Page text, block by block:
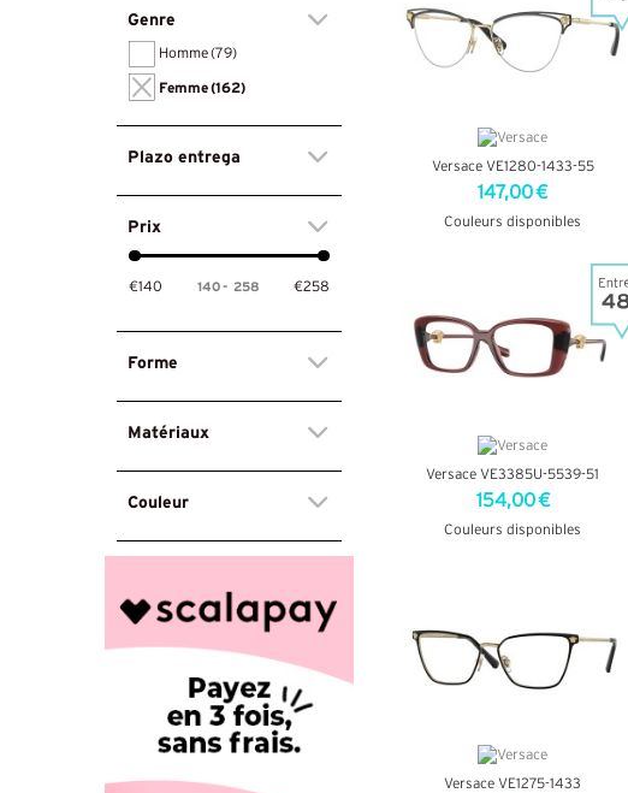
Genre
Homme(79)
Femme(162)
Plazo entrega
Prix
€140 €258
140- 258
Forme
Matériaux
Couleur
Versace VE1280-1433-55
147,00 €
Couleurs disponibles
Versace VE3385U-5539-51
154,00 €
Couleurs disponibles
Versace VE1275-1433